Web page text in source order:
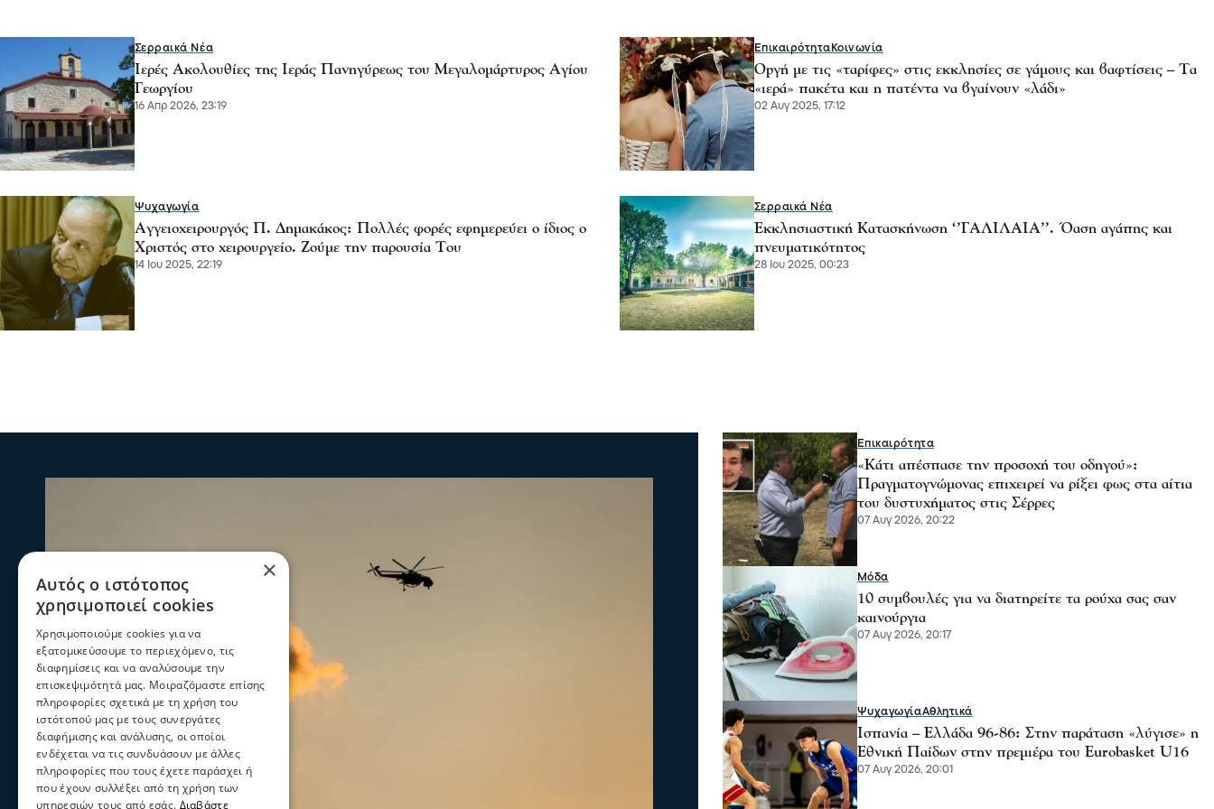
Σερραικά Νέα
Ιερές Ακολουθίες της Ιεράς Πανηγύρεως του Μεγαλομάρτυρος Αγίου
Γεωργίου
16 Απρ 2026, 23:19
Επικαιρότητα Κοινωνία
Οpγή με τις «ταρίφες» στις εκκλησίες σε γάμους και βαφτίσεις – Τα
«ιερά» πακέτα και η πατέντα να βγαίνουν «λάδι»
02 Αυγ 2025, 17:12
Ψυχαγωγία
Αγγειοχειρουργός Π. Δημακάκος: Πολλές φορές εφημερεύει ο ίδιος ο
Χριστός στο χειρουργείο. Ζούμε την παρουσία Του
14 Ιου 2025, 22:19
Σερραικά Νέα
Εκκλησιαστική Κατασκήνωση ‘’ΓΑΛΙΛΑΙΑ’’. Όαση αγάπης και
πνευματικότητος
28 Ιου 2025, 00:23
Επικαιρότητα
«Κάτι απέσπασε την προσοχή του οδηγού»:
Πραγματογνώμονας επιχειρεί να ρίξει φως στα αίτια
του δυστυχήματος στις Σέρρες
07 Αυγ 2026, 20:22
Μόδα
10 συμβουλές για να διατηρείτε τα ρούχα σας σαν
καινούργια
07 Αυγ 2026, 20:17
ΨυχαγωγίαΑθλητικά
Ισπανία – Ελλάδα 96-86: Στην παράταση «λύγισε» η
Εθνική Παίδων στην πρεμιέρα του Eurobasket U16
07 Αυγ 2026, 20:01
×
Αυτός ο ιστότοπος
χρησιμοποιεί cookies
Χρησιμοποιούμε cookies για να
εξατομικεύσουμε το περιεχόμενο, τις
διαφημίσεις και να αναλύσουμε την
επισκεψιμότητά μας. Μοιραζόμαστε επίσης
πληροφορίες σχετικά με τη χρήση του
ιστότοπού μας με τους συνεργάτες
διαφήμισης και ανάλυσης, οι οποίοι
ενδέχεται να τις συνδυάσουν με άλλες
πληροφορίες που τους έχετε παράσχει ή
που έχουν συλλέξει από τη χρήση των
υπηρεσιών τους από εσάς. Διαβάστε